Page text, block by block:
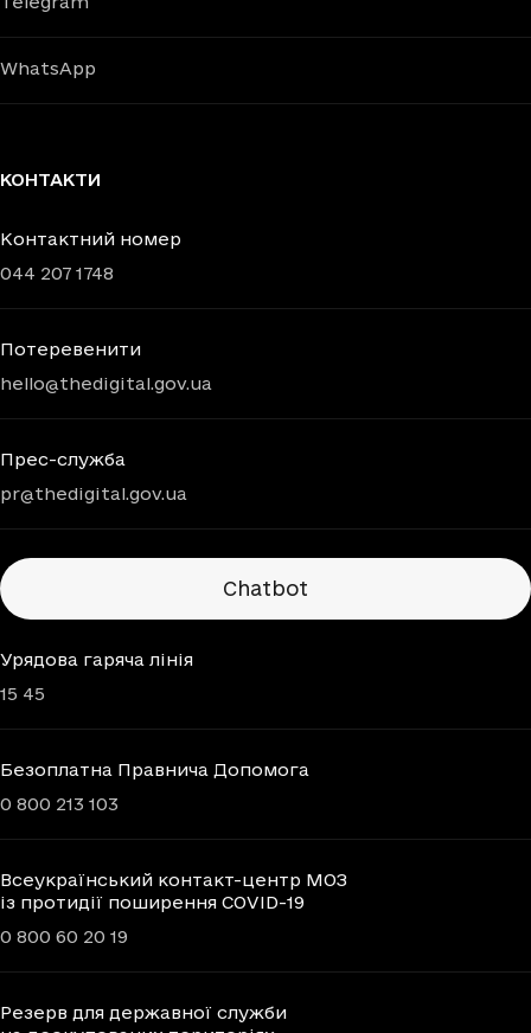
WhatsApp
КОНТАКТИ
Контактний номер
044 207 1748
Потеревенити
hello@thedigital.gov.ua
Прес-служба
pr@thedigital.gov.ua
Chatbots
Chatbot
Урядова гаряча лінія
15 45
Безоплатна Правнича Допомога
0 800 213 103
Всеукраїнський контакт-центр МОЗ
із протидії поширення COVID-19
0 800 60 20 19
Резерв для державної служби